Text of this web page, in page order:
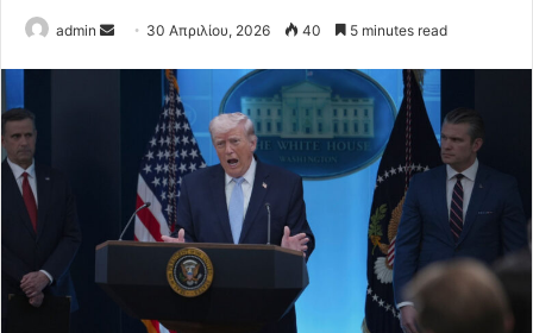
admin
Send 30 Απριλίου, 2026 40 5 minutes read